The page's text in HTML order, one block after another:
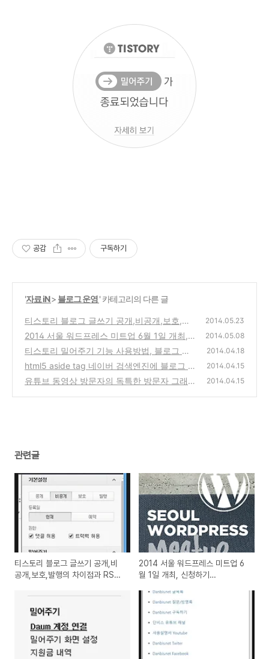
공감 구독하기
'자료 iN> 블로그 운영' 카테고리의 다른 글
티스토리 블로그 글쓰기 공개,비공개,보호,발
행의 차이점과 RSS 공개정책 설정방법
(22)
2014.05.23
2014 서울 워드프레스 미트업 6월 1일 개최,
신청하기 (wordpress 창업자 맷 멀런웨그 참
석)
(0)
2014.05.08
티스토리 밀어주기 기능 사용방법, 블로그 포
스팅으로 지원금을 받는 서비스와 개선해야 할
부분
(4)
2014.04.18
html5 aside tag 네이버 검색엔진에 블로그 특
정 내용을 검색하지 않도록 막는 방법
(0)
2014.04.15
유튜브 동영상 방문자의 독특한 방문자 그래프
2014.04.15
관련글
티스토리 블로그 글쓰기 공개,비
공개,보호,발행의 차이점과 RSS
2014 서울 워드프레스 미트업 6
월 1일 개최, 신청하기